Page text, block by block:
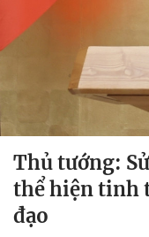
Thủ tướng:
thể hiện tinh
đạo